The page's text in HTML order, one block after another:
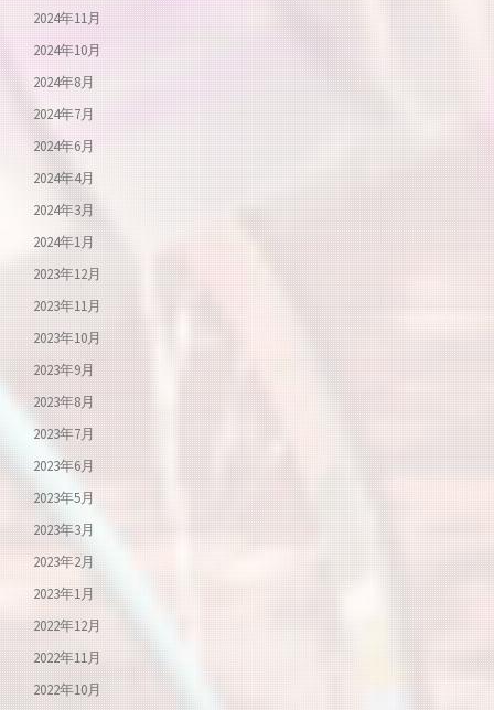
2024年11月
2024年10月
2024年8月
2024年7月
2024年6月
2024年4月
2024年3月
2024年1月
2023年12月
2023年11月
2023年10月
2023年9月
2023年8月
2023年7月
2023年6月
2023年5月
2023年3月
2023年2月
2023年1月
2022年12月
2022年11月
2022年10月